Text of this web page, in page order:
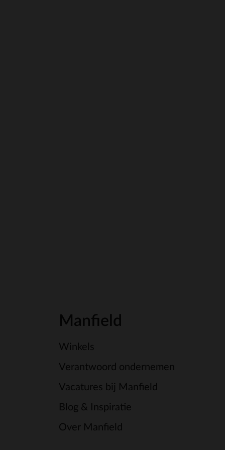
Manfield
Winkels
Verantwoord ondernemen
Vacatures bij Manfield
Blog & Inspiratie
Over Manfield